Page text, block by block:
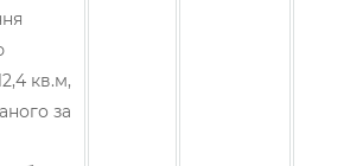
кв.м,
за